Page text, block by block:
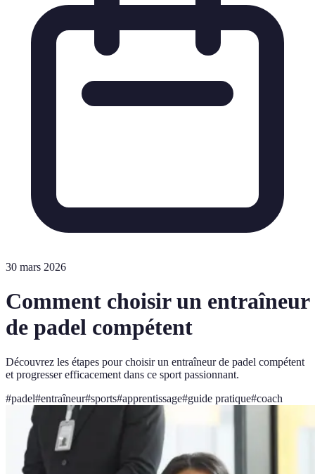
30 mars 2026
Comment choisir un entraîneur
de padel compétent
Découvrez les étapes pour choisir un entraîneur de padel compétent
et progresser efficacement dans ce sport passionnant.
#padel#entraîneur#sports#apprentissage#guide pratique#coach